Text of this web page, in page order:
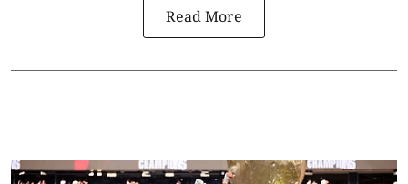
Read More